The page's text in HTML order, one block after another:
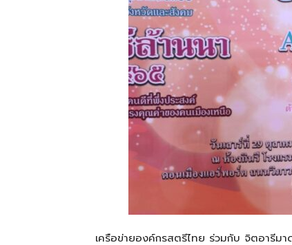
เป็น
ความ
จริง
เครือข่ายองค์กรสตรีไทย ร่วมกับ จิตอารีม